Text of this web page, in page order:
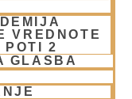
VREDNOTE
POTI 2
GLASBA